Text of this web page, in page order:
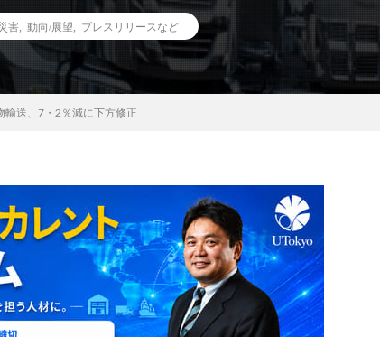
害 動向/展望 プレスリリースなど
輸送、7・2％減に下方修正